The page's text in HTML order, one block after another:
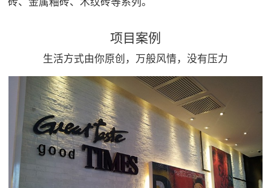
项目案例
生活方式由你原创，万般风情，没有压力